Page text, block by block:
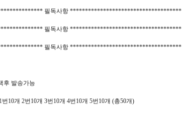
필독사항 *************************************
필독사항 *************************************
필독사항 *************************************
후 발송가능
10개 2번10개 3번10개 4번10개 5번10개 (총50개)